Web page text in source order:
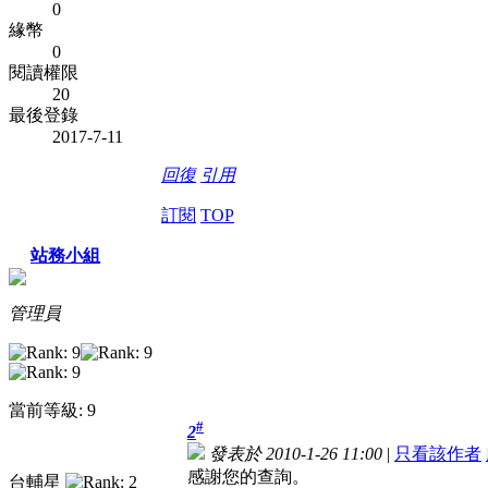
0
緣幣
0
閱讀權限
20
最後登錄
2017-7-11
回復 引用
訂閱 TOP
站務小組
管理員
當前等級: 9
台輔星
2#
發表於 2010-1-26 11:00 | 只看該作者
感謝您的查詢。